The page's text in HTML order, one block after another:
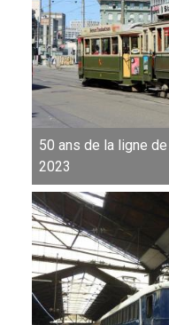
50 ans de la ligne
2023